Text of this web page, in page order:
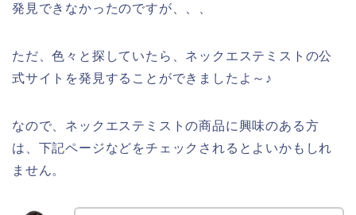
発見できなかったのですが、、、
ただ、色々と探していたら、ネックエステミストの公
式サイトを発見することができましたよ～♪
なので、ネックエステミストの商品に興味のある方
は、下記ページなどをチェックされるとよいかもしれ
ません。